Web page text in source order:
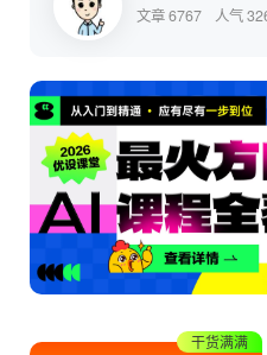
文章 6767 人气
干货满满